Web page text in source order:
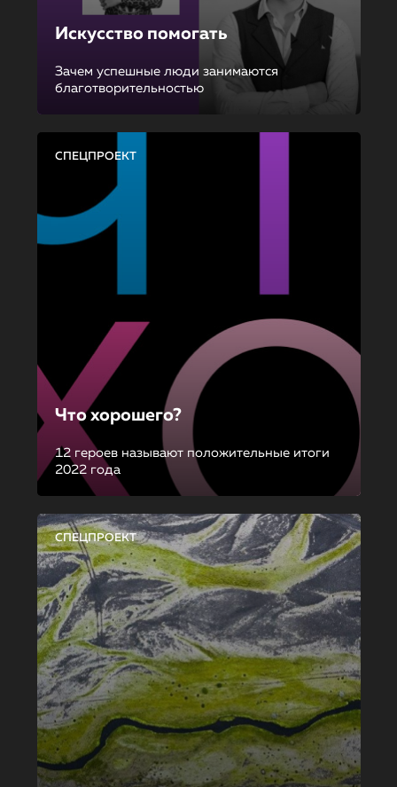
Искусство помогать
Зачем успешные люди занимаются
благотворительностью
СПЕЦПРОЕКТ
Что хорошего?
12 героев называют положительные итоги
2022 года
СПЕЦПРОЕКТ